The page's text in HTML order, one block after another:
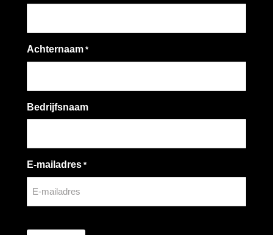
Achternaam *
Bedrijfsnaam
E-mailadres *